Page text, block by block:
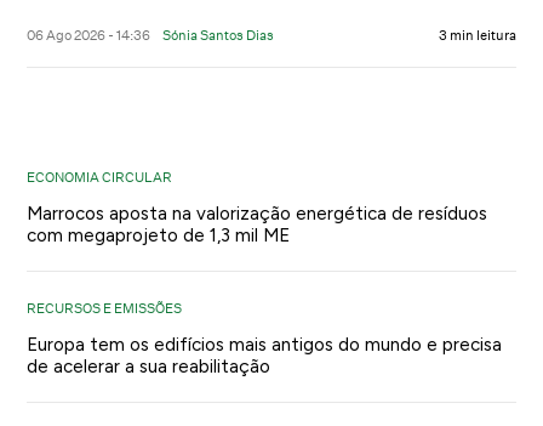
06 Ago 2026 - 14:36 Sónia Santos Dias 3 min leitura
ECONOMIA CIRCULAR
Marrocos aposta na valorização energética de resíduos
com megaprojeto de 1,3 mil ME
RECURSOS E EMISSÕES
Europa tem os edifícios mais antigos do mundo e precisa
de acelerar a sua reabilitação